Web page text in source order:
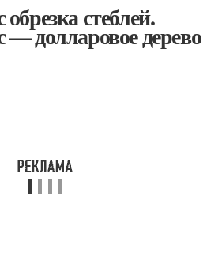
стеблей.
— долларовое дерево